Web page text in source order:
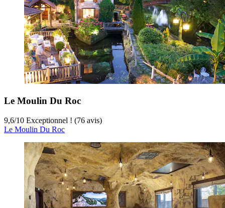
Le Moulin Du Roc
9,6/10 Exceptionnel ! (76 avis)
Le Moulin Du Roc